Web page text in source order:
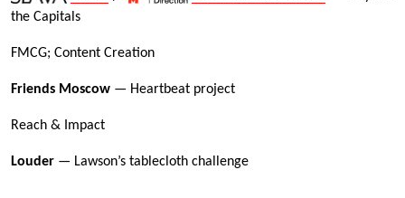
the Capitals
FMCG; Content Creation
Friends Moscow — Heartbeat project
Reach & Impact
Louder — Lawson’s tablecloth challenge